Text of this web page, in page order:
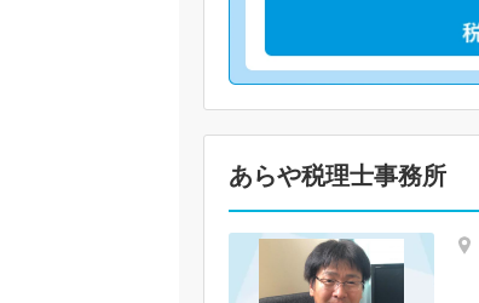
あらや税理士事務所